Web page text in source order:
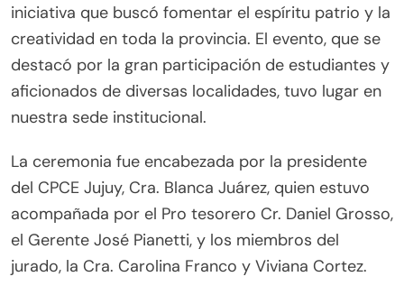
iniciativa que buscó fomentar el espíritu patrio y la
creatividad en toda la provincia. El evento, que se
destacó por la gran participación de estudiantes y
aficionados de diversas localidades, tuvo lugar en
nuestra sede institucional.
La ceremonia fue encabezada por la presidente
del CPCE Jujuy, Cra. Blanca Juárez, quien estuvo
acompañada por el Pro tesorero Cr. Daniel Grosso,
el Gerente José Pianetti, y los miembros del
jurado, la Cra. Carolina Franco y Viviana Cortez.